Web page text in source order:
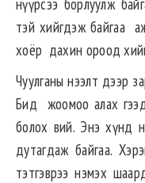
тэй хийгдэж байгаа
хоёр дахин ороод
Чуулганы нээлт дээр
Бид жоомоо алах гээд
болох вий. Энэ хүнд
дутагдаж байгаа.
тэтгэврээ нэмэх